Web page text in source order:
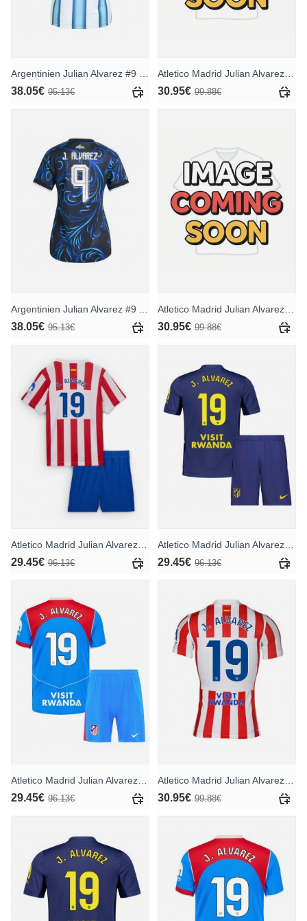
Argentinien Julian Alvarez #9 Heimtrikot für Frauen WM 2026 Kurzarm
38.05€ 95.13€
Atletico Madrid Julian Alvarez #19 Auswärtstrikot 2026-27 Kurzarm
30.95€ 99.88€
Argentinien Julian Alvarez #9 Auswärtstrikot für Frauen WM 2026 Kurzarm
38.05€ 95.13€
Atletico Madrid Julian Alvarez #19 Ausweichtrikot 2026-27 Kurzarm
30.95€ 99.88€
Atletico Madrid Julian Alvarez #19 Heimtrikotsatz für Kinder 2025-26 Kurzarm (+ Kurze Hosen)
29.45€ 96.13€
Atletico Madrid Julian Alvarez #19 Auswärts Trikotsatz für Kinder 2025-26 Kurzarm (+ Kurze Hosen)
29.45€ 96.13€
29.45€ 96.13€ 30.95€ 99.88€